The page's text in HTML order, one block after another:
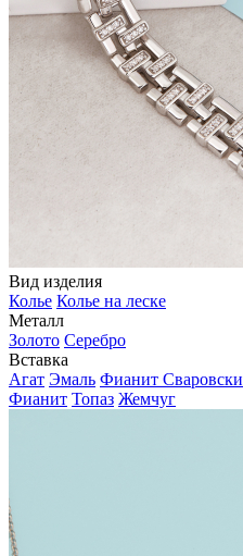
Вид изделия
Колье Колье на леске
Металл
Золото Серебро
Вставка
Агат Эмаль Фианит Сваровски
Фианит Топаз Жемчуг